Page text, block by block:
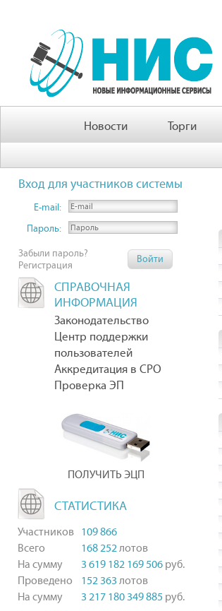
Новости Торги
Вход для участников системы
E-mail:
Пароль:
Забыли пароль?
Регистрация
СПРАВОЧНАЯ
ИНФОРМАЦИЯ
Законодательство
Центр поддержки
пользователей
Аккредитация в СРО
Проверка ЭП
ПОЛУЧИТЬ ЭЦП
СТАТИСТИКА
Участников 109 866
Всего
168 252лотов
На сумму
3 619 182 169 506 руб.
Проведено
152 363 лотов
На сумму
3 217 180 349 885 руб.